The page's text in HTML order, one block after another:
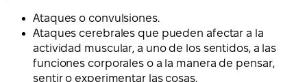
Ataques o convulsiones.
Ataques cerebrales que pueden afectar a la
actividad muscular, a uno de los sentidos, a las
funciones corporales o a la manera de pensar,
sentir o experimentar las cosas.